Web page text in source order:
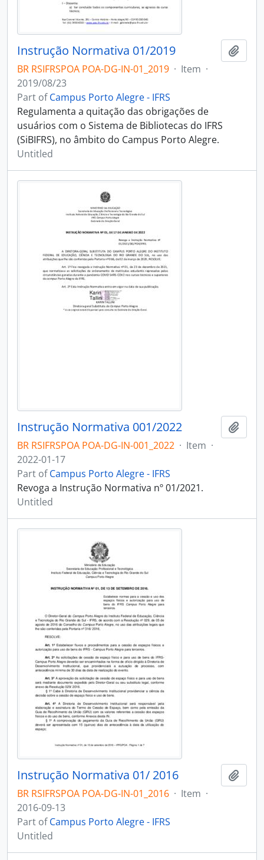
Instrução Normativa 01/2019
BR RSIFRSPOA POA-DG-IN-01_2019 · Item ·
2019/08/23
Part ofCampus Porto Alegre - IFRS
Regulamenta a quitação das obrigações de
usuários com o Sistema de Bibliotecas do IFRS
(SiBIFRS), no âmbito do Campus Porto Alegre.
Untitled
Instrução Normativa 001/2022
BR RSIFRSPOA POA-DG-IN-001_2022 · Item ·
2022-01-17
Part ofCampus Porto Alegre - IFRS
Revoga a Instrução Normativa nº 01/2021.
Untitled
Instrução Normativa 01/ 2016
BR RSIFRSPOA POA-DG-IN-01_2016 · Item ·
2016-09-13
Part ofCampus Porto Alegre - IFRS
Untitled